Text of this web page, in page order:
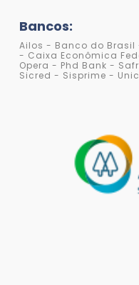
Bancos:
Ailos - Banco do
- Caixa Econômica
Opera - Phd Bank -
Sicred - Sisprime -